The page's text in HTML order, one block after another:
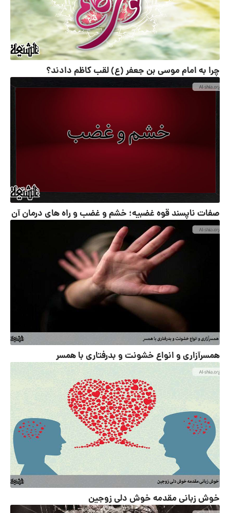
چرا به امام موسی بن جعفر (ع) لقب کاظم دادند؟
صفات ناپسند قوه غضبیه؛ خشم و غضب و راه های درمان آن
همسرآزاری و انواع خشونت و بدرفتاری با همسر
خوش زبانی مقدمه خوش دلی زوجین